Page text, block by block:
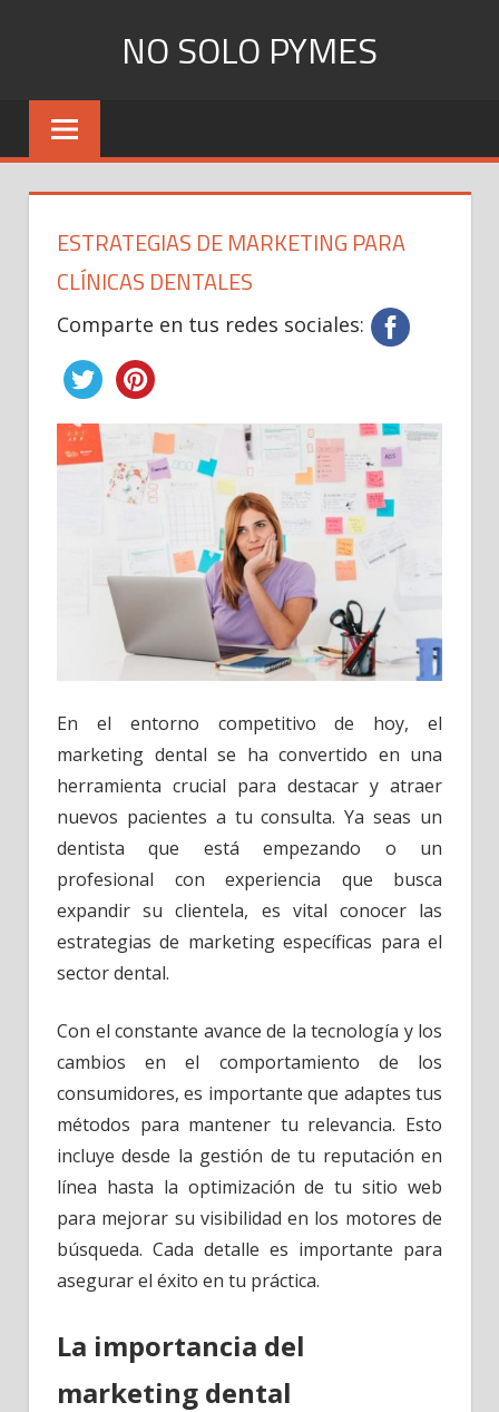
NO SOLO PYMES
Todo
que
necesita
saber
ESTRATEGIAS DE MARKETING PARA
CLÍNICAS DENTALES
Comparte en tus redes sociales:
En el entorno competitivo de hoy, el
marketing dental se ha convertido en una
herramienta crucial para destacar y atraer
nuevos pacientes a tu consulta. Ya seas un
dentista que está empezando o un
profesional con experiencia que busca
expandir su clientela, es vital conocer las
estrategias de marketing específicas para el
sector dental.
Con el constante avance de la tecnología y los
cambios en el comportamiento de los
consumidores, es importante que adaptes tus
métodos para mantener tu relevancia. Esto
incluye desde la gestión de tu reputación en
línea hasta la optimización de tu sitio web
para mejorar su visibilidad en los motores de
búsqueda. Cada detalle es importante para
asegurar el éxito en tu práctica.
La importancia del
marketing dental